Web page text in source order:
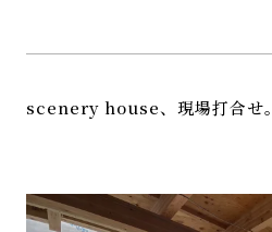
scenery house、現場打合せ。